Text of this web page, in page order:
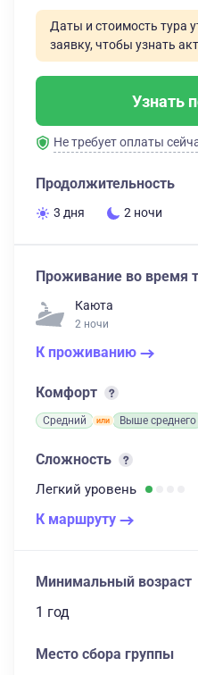
Даты и стоимость тура
заявку, чтобы узнать
Узнать
Не требует оплаты
Продолжительность
3 дня 2 ночи
Проживание во время
Каюта
2 ночи
К проживанию
Комфорт
Средний Выше среднего
Сложность
Легкий уровень
К маршруту
Минимальный возраст
1 год
Место сбора группы